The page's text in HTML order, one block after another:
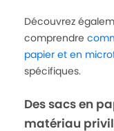
Découvrez
comprendre
papier et en
spécifiques.
Des sacs en
matériau